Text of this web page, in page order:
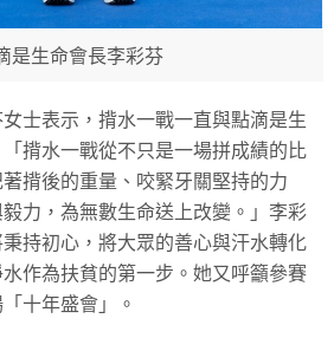
是生命會長李彩芬
士表示，揹水一戰一直與點滴是生
揹水一戰從不只是一場拼成績的比
揹後的重量、咬緊牙關堅持的力
力，為無數生命送上改變。」李彩
持初心，將大眾的善心與汗水轉化
作為扶貧的第一步。她又呼籲參賽
十年盛會」。